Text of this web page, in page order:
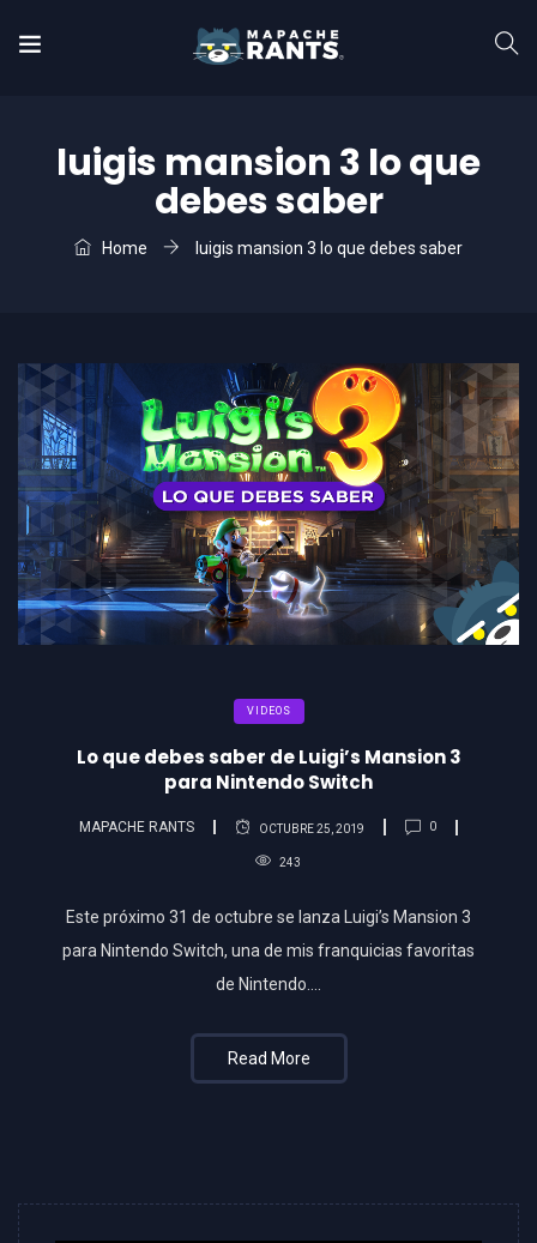
luigis mansion 3 lo que
debes saber
Home luigis mansion 3 lo que debes saber
VIDEOS
Lo que debes saber de Luigi’s Mansion 3
para Nintendo Switch
MAPACHE RANTS OCTUBRE 25, 2019 0
243
Este próximo 31 de octubre se lanza Luigi’s Mansion 3
para Nintendo Switch, una de mis franquicias favoritas
de Nintendo….
Read More